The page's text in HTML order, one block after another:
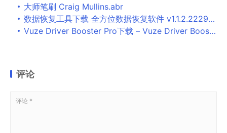
大师笔刷 Craig Mullins.abr
数据恢复工具下载 全方位数据恢复软件 v1.1.2.2229 免费安装版
Vuze Driver Booster Pro下载 – Vuze Driver Booster Pro 20.8.19.18 中文破解版
评论